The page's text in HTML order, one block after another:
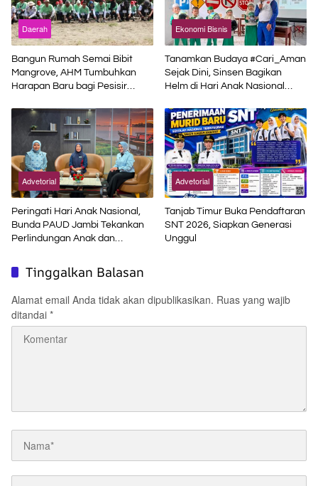
Daerah
Bangun Rumah Semai Bibit
Mangrove, AHM Tumbuhkan
Harapan Baru bagi Pesisir
Ekonomi Bisnis
Tanamkan Budaya #Cari_Aman
Sejak Dini, Sinsen Bagikan
Helm di Hari Anak Nasional
Advetorial
Peringati Hari Anak Nasional,
Bunda PAUD Jambi Tekankan
Perlindungan Anak dan
Advetorial
Tanjab Timur Buka Pendaftaran
SNT 2026, Siapkan Generasi
Unggul
Tinggalkan Balasan
Alamat email Anda tidak akan dipublikasikan. Ruas yang wajib
ditandai *